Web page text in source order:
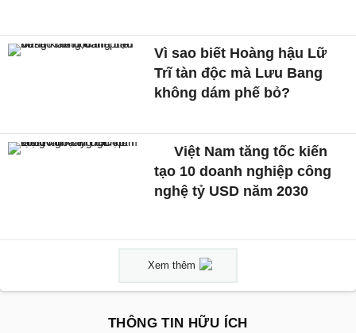
Vì sao biết Hoàng hậu Lữ
Trĩ tàn độc mà Lưu Bang
không dám phế bỏ?
Việt Nam tăng tốc kiến
tạo 10 doanh nghiệp công
nghệ tỷ USD năm 2030
Xem thêm
THÔNG TIN HỮU ÍCH